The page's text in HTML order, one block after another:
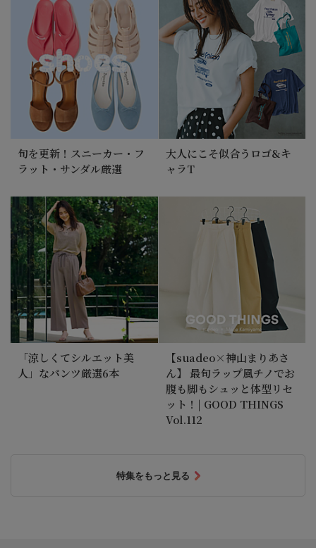
旬を更新！スニーカー・フ
ラット・サンダル厳選
大人にこそ似合うロゴ&キ
ャラT
「涼しくてシルエット美
人」なパンツ厳選6本
【suadeo×神山まりあさ
ん】 最旬ラップ風チノでお
腹も脚もシュッと体型リセ
ット！| GOOD THINGS
Vol.112
特集をもっと見る